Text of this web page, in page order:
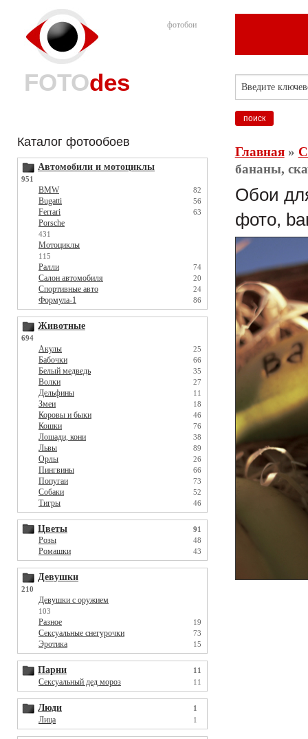
фотобои
FOTOdes
Каталог фотообоев
Автомобили и мотоциклы
951
BMW 82
Bugatti 56
Ferrari 63
Porsche
431
Мотоциклы
115
Ралли 74
Салон автомобиля 20
Спортивные авто 24
Формула-1 86
Животные
694
Акулы 25
Бабочки 66
Белый медведь 35
Волки 27
Дельфины 11
Змеи 18
Коровы и быки 46
Кошки 76
Лошади, кони 38
Львы 89
Орлы 26
Пингвины 66
Попугаи 73
Собаки 52
Тигры 46
Цветы 91
Розы 48
Ромашки 43
Девушки
210
Девушки с оружием
103
Разное 19
Сексуальные снегурочки 73
Эротика 15
Парни 11
Сексуальный дед мороз 11
Люди 1
Лица 1
Главная»
бананы,
Обои
фото,